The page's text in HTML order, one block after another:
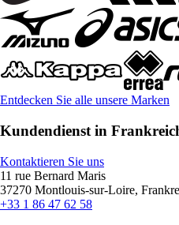
Entdecken Sie alle unsere Marken
Kundendienst in
Kontaktieren Sie uns
11 rue Bernard Maris
37270 Montlouis-sur-Loire,
+33 1 86 47 62 58